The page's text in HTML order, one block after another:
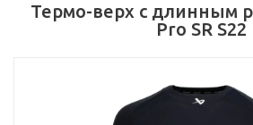
Термо-верх с длинным
Pro SR S22